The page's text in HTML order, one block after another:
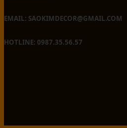
EMAIL: SAOKIMDECOR@GMAIL.COM
HOTLINE: 0987.35.56.57